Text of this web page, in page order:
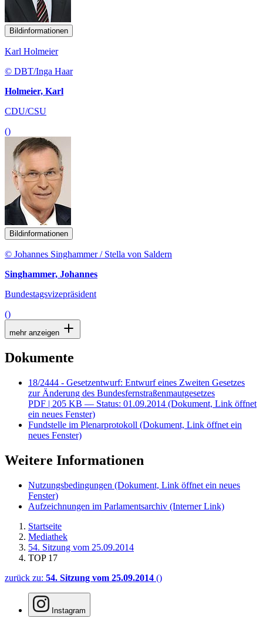
Bildinformationen
Karl Holmeier
© DBT/Inga Haar
Holmeier, Karl
CDU/CSU
()
Bildinformationen
© Johannes Singhammer / Stella von Saldern
Singhammer, Johannes
Bundestagsvizepräsident
()
mehr anzeigen
Dokumente
18/2444 - Gesetzentwurf: Entwurf eines Zweiten Gesetzes
zur Änderung des Bundesfernstraßenmautgesetzes
PDF | 205 KB — Status: 01.09.2014 (Dokument, Link öffnet
ein neues Fenster)
Fundstelle im Plenarprotokoll (Dokument, Link öffnet ein
neues Fenster)
Weitere Informationen
Nutzungsbedingungen (Dokument, Link öffnet ein neues
Fenster)
Aufzeichnungen im Parlamentsarchiv (Interner Link)
Startseite
Mediathek
54. Sitzung vom 25.09.2014
TOP 17
zurück zu: 54. Sitzung vom 25.09.2014 ()
Instagram